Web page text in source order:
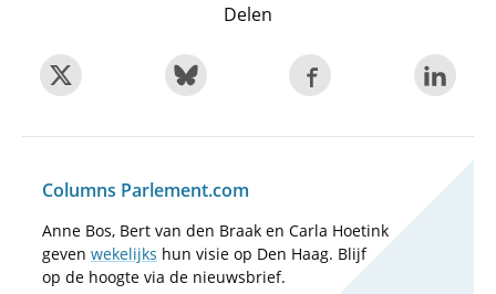
Delen
Columns Parlement.com
Anne Bos, Bert van den Braak en Carla Hoetink
geven wekelijks hun visie op Den Haag. Blijf
op de hoogte via de nieuwsbrief.